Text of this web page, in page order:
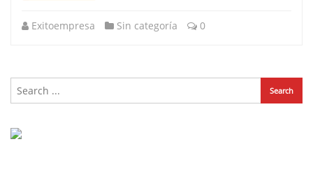
Exitoempresa Sin categoría 0